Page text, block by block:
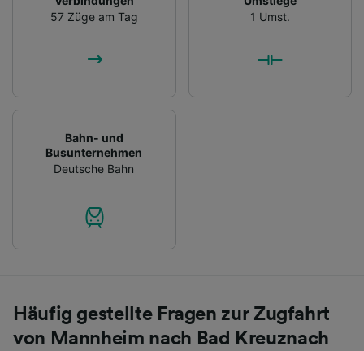
57 Züge am Tag
1 Umst.
Bahn- und
Busunternehmen
Deutsche Bahn
Häufig gestellte Fragen zur Zugfahrt
von Mannheim nach Bad Kreuznach